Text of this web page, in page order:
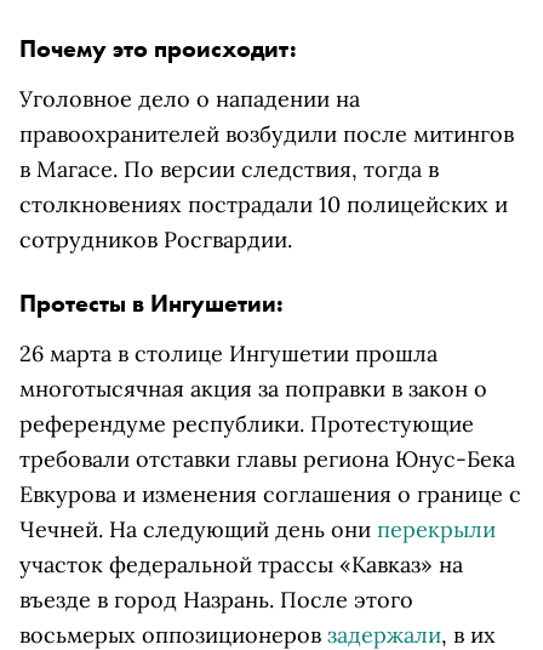
Почему это происходит:
Уголовное дело о нападении на
правоохранителей возбудили после митингов
в Магасе. По версии следствия, тогда в
столкновениях пострадали 10 полицейских и
сотрудников Росгвардии.
Протесты в Ингушетии:
26 марта в столице Ингушетии прошла
многотысячная акция за поправки в закон о
референдуме республики. Протестующие
требовали отставки главы региона Юнус-Бека
Евкурова и изменения соглашения о границе с
Чечней. На следующий день они перекрыли
участок федеральной трассы «Кавказ» на
въезде в город Назрань. После этого
восьмерых оппозиционеров задержали, в их